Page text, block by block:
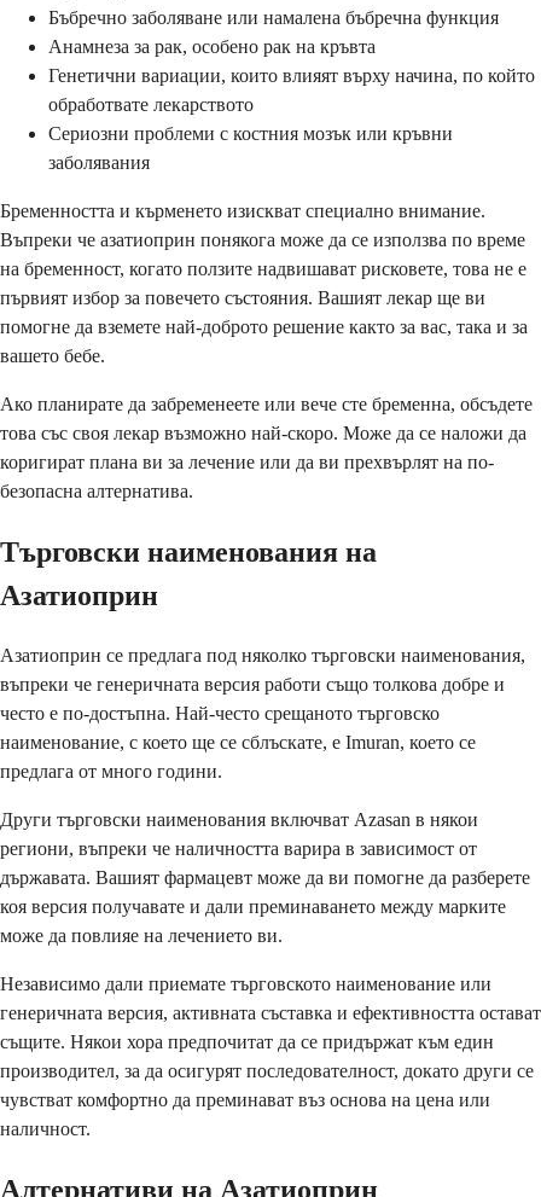
Бъбречно заболяване или намалена бъбречна функция
Анамнеза за рак, особено рак на кръвта
Генетични вариации, които влияят върху начина, по който
обработвате лекарството
Сериозни проблеми с костния мозък или кръвни
заболявания
Бременността и кърменето изискват специално внимание.
Въпреки че азатиоприн понякога може да се използва по време
на бременност, когато ползите надвишават рисковете, това не е
първият избор за повечето състояния. Вашият лекар ще ви
помогне да вземете най-доброто решение както за вас, така и за
вашето бебе.
Ако планирате да забременеете или вече сте бременна, обсъдете
това със своя лекар възможно най-скоро. Може да се наложи да
коригират плана ви за лечение или да ви прехвърлят на по-
безопасна алтернатива.
Търговски наименования на
Азатиоприн
Азатиоприн се предлага под няколко търговски наименования,
въпреки че генеричната версия работи също толкова добре и
често е по-достъпна. Най-често срещаното търговско
наименование, с което ще се сблъскате, е Imuran, което се
предлага от много години.
Други търговски наименования включват Azasan в някои
региони, въпреки че наличността варира в зависимост от
държавата. Вашият фармацевт може да ви помогне да разберете
коя версия получавате и дали преминаването между марките
може да повлияе на лечението ви.
Независимо дали приемате търговското наименование или
генеричната версия, активната съставка и ефективността остават
същите. Някои хора предпочитат да се придържат към един
производител, за да осигурят последователност, докато други се
чувстват комфортно да преминават въз основа на цена или
наличност.
Алтернативи на Азатиоприн